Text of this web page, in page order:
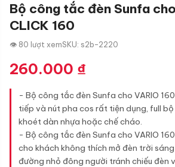
Bộ công tắc đèn Sunfa
CLICK 160
👁 80 lượt xemSKU: s2b-2220
260.000 ₫
- Bộ công tắc đèn Sunfa cho VARIO
tiếp và nút pha cos rất tiện dụng, full
khoét dàn nhựa hoặc chế cháo.
- Bộ công tắc đèn Sunfa cho VARIO
cho khách không thích mở đèn trời
đường nhỏ đông người tránh chiếu đèn